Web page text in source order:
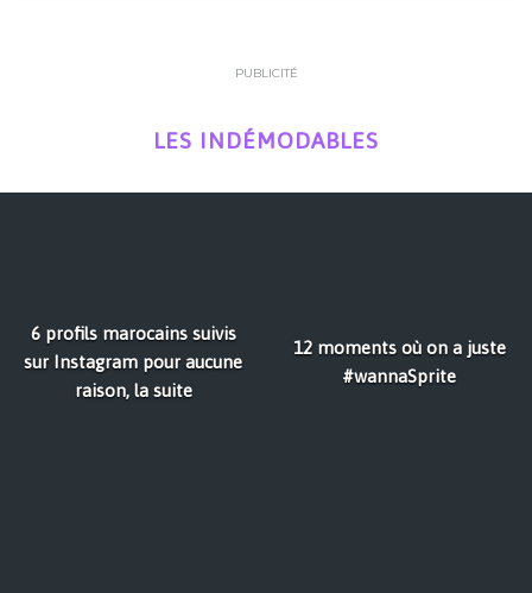
PUBLICITÉ
LES INDÉMODABLES
6 profils marocains suivis
sur Instagram pour aucune
raison, la suite
12 moments où on a juste
#wannaSprite